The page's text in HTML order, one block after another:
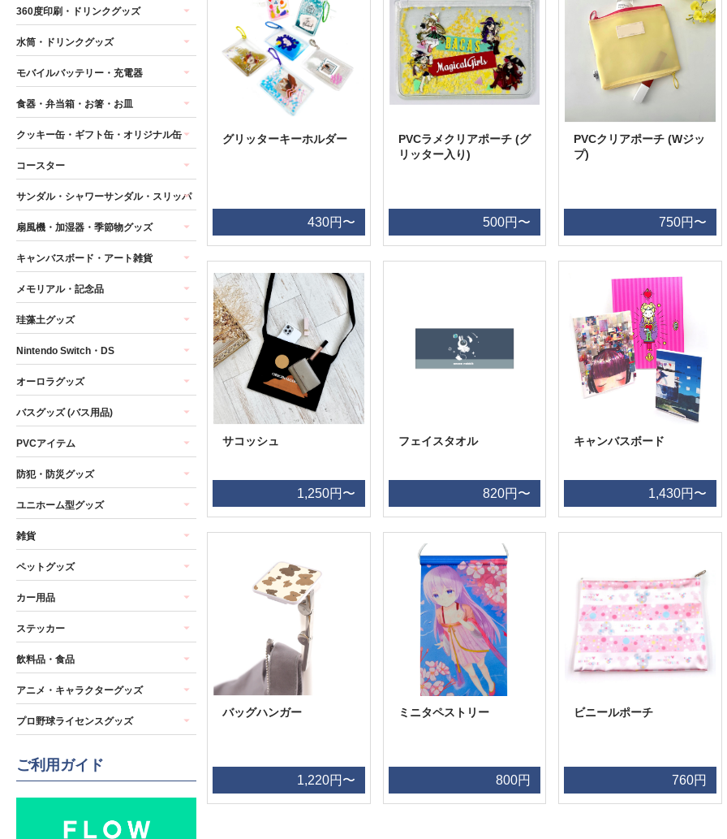
グリッターキーホルダー
430円〜
PVCラメクリアポーチ (グ
リッター入り)
500円〜
PVCクリアポーチ (Wジッ
プ)
750円〜
サコッシュ
1,250円〜
フェイスタオル
820円〜
キャンバスボード
1,430円〜
バッグハンガー
1,220円〜
ミニタペストリー
800円
ビニールポーチ
760円
360度印刷・ドリンクグッズ
水筒・ドリンクグッズ
モバイルバッテリー・充電器
食器・弁当箱・お箸・お皿
クッキー缶・ギフト缶・オリジナル缶
コースター
サンダル・シャワーサンダル・スリッパ
扇風機・加湿器・季節物グッズ
キャンバスボード・アート雑貨
メモリアル・記念品
珪藻土グッズ
Nintendo Switch・DS
オーロラグッズ
バスグッズ (バス用品)
PVCアイテム
防犯・防災グッズ
ユニホーム型グッズ
雑貨
ペットグッズ
カー用品
ステッカー
飲料品・食品
アニメ・キャラクターグッズ
プロ野球ライセンスグッズ
ご利用ガイド